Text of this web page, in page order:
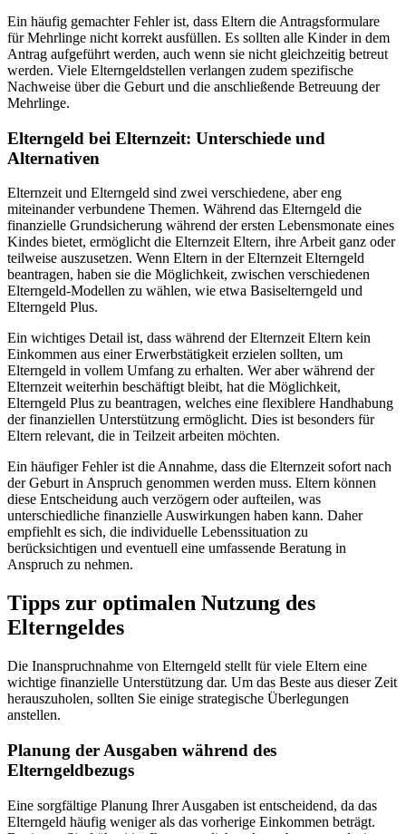
Ein häufig gemachter Fehler ist, dass Eltern die Antragsformulare
für Mehrlinge nicht korrekt ausfüllen. Es sollten alle Kinder in dem
Antrag aufgeführt werden, auch wenn sie nicht gleichzeitig betreut
werden. Viele Elterngeldstellen verlangen zudem spezifische
Nachweise über die Geburt und die anschließende Betreuung der
Mehrlinge.
Elterngeld bei Elternzeit: Unterschiede und
Alternativen
Elternzeit und Elterngeld sind zwei verschiedene, aber eng
miteinander verbundene Themen. Während das Elterngeld die
finanzielle Grundsicherung während der ersten Lebensmonate eines
Kindes bietet, ermöglicht die Elternzeit Eltern, ihre Arbeit ganz oder
teilweise auszusetzen. Wenn Eltern in der Elternzeit Elterngeld
beantragen, haben sie die Möglichkeit, zwischen verschiedenen
Elterngeld-Modellen zu wählen, wie etwa Basiselterngeld und
Elterngeld Plus.
Ein wichtiges Detail ist, dass während der Elternzeit Eltern kein
Einkommen aus einer Erwerbstätigkeit erzielen sollten, um
Elterngeld in vollem Umfang zu erhalten. Wer aber während der
Elternzeit weiterhin beschäftigt bleibt, hat die Möglichkeit,
Elterngeld Plus zu beantragen, welches eine flexiblere Handhabung
der finanziellen Unterstützung ermöglicht. Dies ist besonders für
Eltern relevant, die in Teilzeit arbeiten möchten.
Ein häufiger Fehler ist die Annahme, dass die Elternzeit sofort nach
der Geburt in Anspruch genommen werden muss. Eltern können
diese Entscheidung auch verzögern oder aufteilen, was
unterschiedliche finanzielle Auswirkungen haben kann. Daher
empfiehlt es sich, die individuelle Lebenssituation zu
berücksichtigen und eventuell eine umfassende Beratung in
Anspruch zu nehmen.
Tipps zur optimalen Nutzung des
Elterngeldes
Die Inanspruchnahme von Elterngeld stellt für viele Eltern eine
wichtige finanzielle Unterstützung dar. Um das Beste aus dieser Zeit
herauszuholen, sollten Sie einige strategische Überlegungen
anstellen.
Planung der Ausgaben während des
Elterngeldbezugs
Eine sorgfältige Planung Ihrer Ausgaben ist entscheidend, da das
Elterngeld häufig weniger als das vorherige Einkommen beträgt.